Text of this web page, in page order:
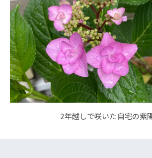
2年越しで咲いた自宅の紫